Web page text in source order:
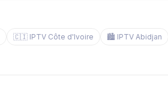
🇨🇮 IPTV Côte d'Ivoire 🏙️ IPTV Abidjan